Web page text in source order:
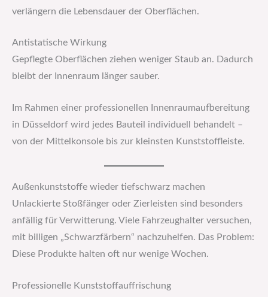
verlängern die Lebensdauer der Oberflächen.
Antistatische Wirkung
Gepflegte Oberflächen ziehen weniger Staub an. Dadurch
bleibt der Innenraum länger sauber.
Im Rahmen einer professionellen Innenraumaufbereitung
in Düsseldorf wird jedes Bauteil individuell behandelt –
von der Mittelkonsole bis zur kleinsten Kunststoffleiste.
Außenkunststoffe wieder tiefschwarz machen
Unlackierte Stoßfänger oder Zierleisten sind besonders
anfällig für Verwitterung. Viele Fahrzeughalter versuchen,
mit billigen „Schwarzfärbern“ nachzuhelfen. Das Problem:
Diese Produkte halten oft nur wenige Wochen.
Professionelle Kunststoffauffrischung